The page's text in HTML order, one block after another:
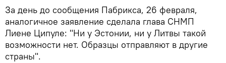
За день до сообщения Пабрикса, 26 февраля,
аналогичное заявление сделала глава СНМП
Лиене Ципуле: "Ни у Эстонии, ни у Литвы такой
возможности нет. Образцы отправляют в другие
страны".